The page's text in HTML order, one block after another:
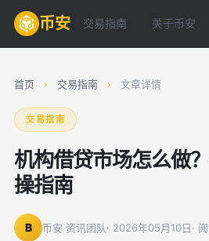
币安 交易指南 关于币安
首页 › 交易指南 › 文章详情
交易指南
机构借贷市场怎么做
操指南
B 币安 资讯团队· 2026年05月10日·